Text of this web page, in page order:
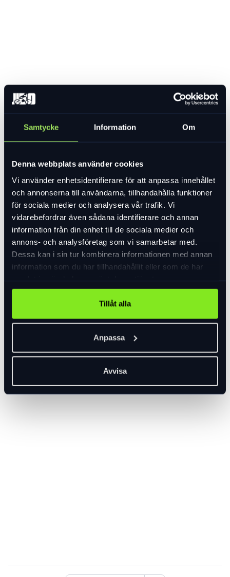
Samtycke Information Om
Denna webbplats använder cookies
Vi använder enhetsidentifierare för att anpassa innehållet
och annonserna till användarna, tillhandahålla funktioner
för sociala medier och analysera vår trafik. Vi
vidarebefordrar även sådana identifierare och annan
information från din enhet till de sociala medier och
annons- och analysföretag som vi samarbetar med.
Dessa kan i sin tur kombinera informationen med annan
information som du har tillhandahållit eller som de har
Tillåt alla
Anpassa
Avvisa